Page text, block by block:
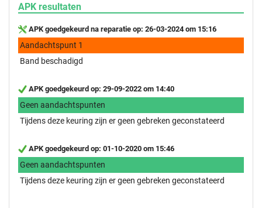
APK resultaten
APK goedgekeurd na reparatie op: 26-03-2024 om 15:16
Aandachtspunt 1
Band beschadigd
APK goedgekeurd op: 29-09-2022 om 14:40
Geen aandachtspunten
Tijdens deze keuring zijn er geen gebreken geconstateerd
APK goedgekeurd op: 01-10-2020 om 15:46
Geen aandachtspunten
Tijdens deze keuring zijn er geen gebreken geconstateerd